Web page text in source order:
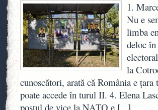
1.
Nu e
limba
deloc în
la
cunoscători, arată că România e
poate accede în turul II. 4. Elena
postul de vice la NATO e [...]